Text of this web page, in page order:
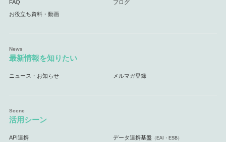
FAQ ブログ
お役立ち資料・動画
最新情報を知りたい
ニュース・お知らせ メルマガ登録
活用シーン
API連携 データ連携基盤 （EAI・ESB）